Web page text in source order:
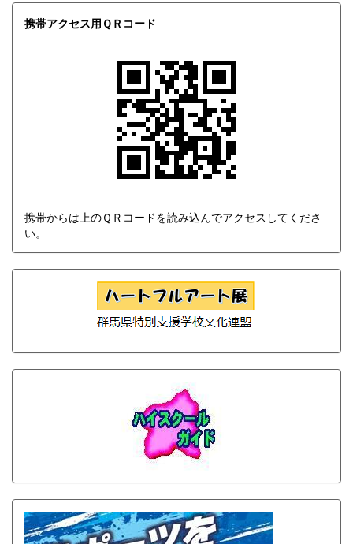
携帯アクセス用ＱＲコード
携帯からは上のＱＲコードを読み込んでアクセスしてくださ
い。